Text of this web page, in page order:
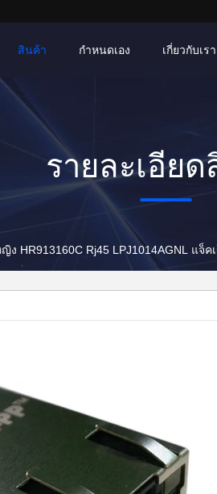
สินค้า เกี่ยวกับเรา
กำหนดเอง
รายละเอีย
ง HR913160C Rj45 LPJ1014AGNL แจ็ค